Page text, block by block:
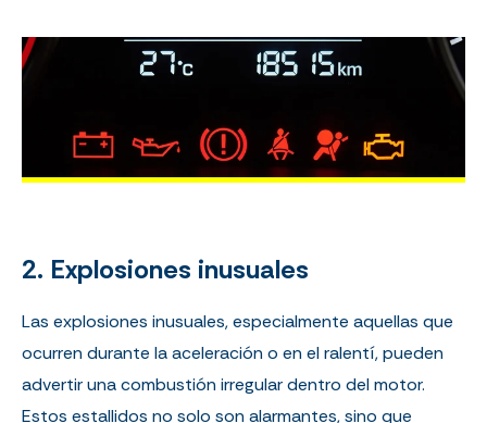
2. Explosiones inusuales
Las explosiones inusuales, especialmente aquellas que
ocurren durante la aceleración o en el ralentí, pueden
advertir una combustión irregular dentro del motor.
Estos estallidos no solo son alarmantes, sino que